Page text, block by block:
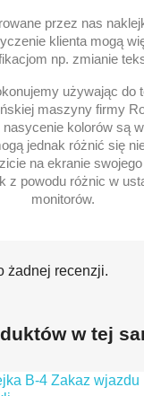
przez nas
klienta mogą
np. zmianie
używając do
maszyny firmy
kolorów są
jednak różnić się
na ekranie
z powodu różnic w
monitorów.
żadnej recenzji.
w tej